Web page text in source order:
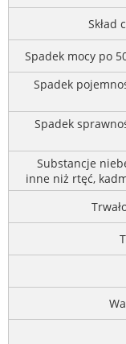
Skład
Spadek mocy po
Spadek
Spadek
Substancje
inne niż rtęć,